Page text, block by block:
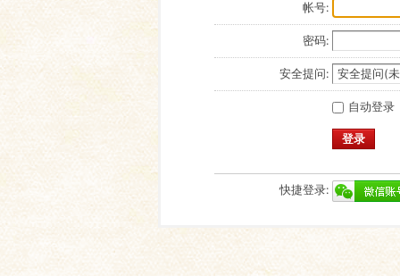
帐号:
密码:
安全提问:
自动登录
登录
快捷登录: